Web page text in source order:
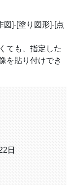
図]-[塗り図形]-[点
ても、指定した
を貼り付けでき
日